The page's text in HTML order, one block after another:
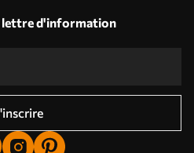
lettre d'information